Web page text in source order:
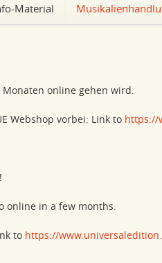
Material
online gehen wird.
Webshop vorbei: Link to https://
online in a few months.
to https://